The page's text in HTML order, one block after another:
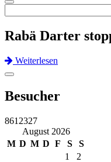
Toggle
navigation
Rabä Darter
Weiterlesen
Previous
Next
Toggle
Besucher
8612327
August 2026
M D M D F S S
1
2